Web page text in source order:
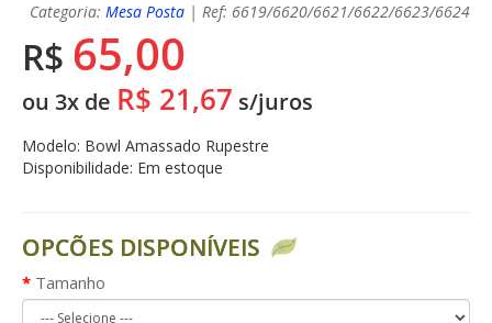
Categoria: Mesa Posta | Ref: 6619/6620/6621/6622/6623/6624
R$ 65,00
ou 3x de R$ 21,67 s/juros
Modelo: Bowl Amassado Rupestre
Disponibilidade: Em estoque
OPCÕES DISPONÍVEIS
Tamanho